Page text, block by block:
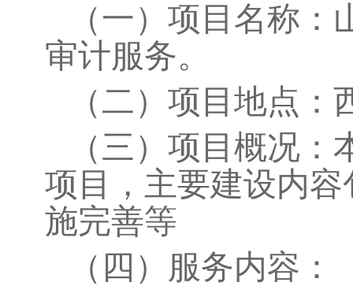
（一） 项目名称：
审计服务。
（二） 项目地点：
（三 ） 项目概况：
项目
，主要建设内
施完善等
（ 四 ） 服务内容：